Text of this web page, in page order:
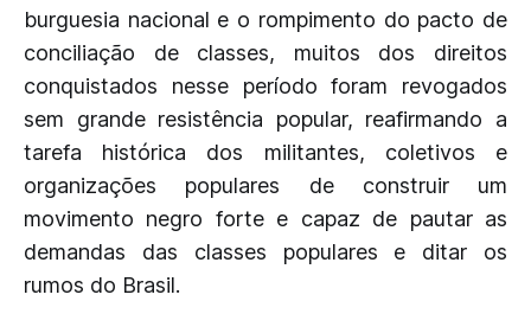
burguesia nacional e o rompimento do pacto de
conciliação de classes, muitos dos direitos
conquistados nesse período foram revogados
sem grande resistência popular, reafirmando a
tarefa histórica dos militantes, coletivos e
organizações populares de construir um
movimento negro forte e capaz de pautar as
demandas das classes populares e ditar os
rumos do Brasil.